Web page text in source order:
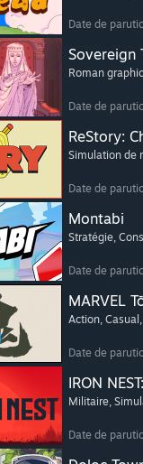
Date de
Sovereign
Roman
Date de
ReStory:
Simulation de
Date de
Montabi
Stratégie,
Date de
MARVEL
Action, Casual
Date de
IRON
Militaire,
Date de